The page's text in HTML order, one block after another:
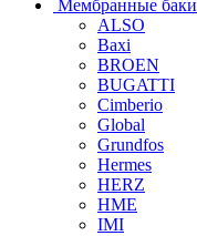
Мембранные баки
ALSO
Baxi
BROEN
BUGATTI
Cimberio
Global
Grundfos
Hermes
HERZ
HME
IMI